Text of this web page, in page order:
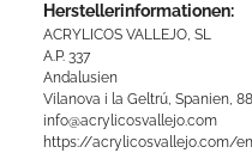
Herstellerinformationen:
ACRYLICOS VALLEJO, SL
A.P. 337
Andalusien
Vilanova i la Geltrú, Spanien,
info@acrylicosvallejo.com
https://acrylicosvallejo.com/